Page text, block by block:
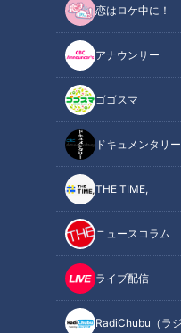
恋はロケ中に！
アナウンサー
ゴゴスマ
ドキュメンタリー
THE TIME,
ニュースコラム
ライブ配信
RadiChubu（ラ
を深掘りするバラエティ
野菜が安い愛知発祥の2大
取材しました。
“仕入れた商品はその日
激安の秘密は“ワケあり
廃棄するなら無料でお客
オススメ関連コンテンツ
“仕入れた商品はそ